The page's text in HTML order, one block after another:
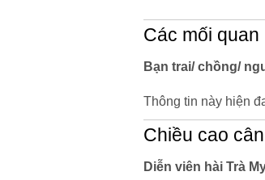
Các mối quan
Bạn trai/ chồng/
Thông tin này hiện
Chiều cao
Diễn viên hài Trà